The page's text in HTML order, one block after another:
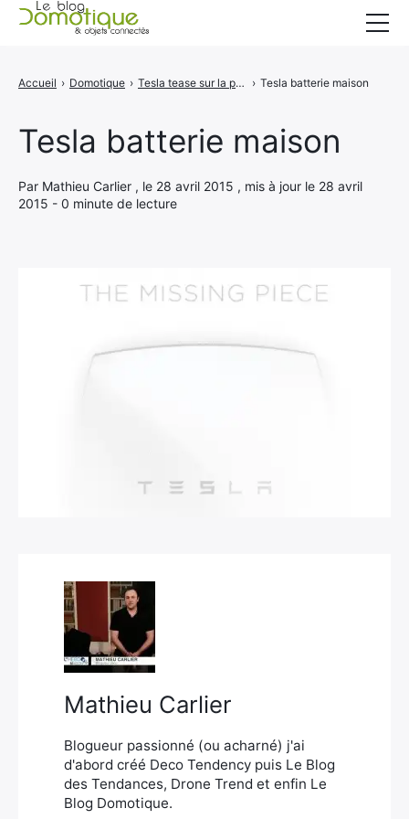
Tesla batterie maison
Par Mathieu Carlier , le 28 avril 2015 , mis à jour le 28 avril
2015 - 0 minute de lecture
Accueil › Domotique › Tesla tease sur la présentation de "La pièce manquante" ... › Tesla batterie maison
Mathieu Carlier
Blogueur passionné (ou acharné) j'ai
d'abord créé Deco Tendency puis Le Blog
des Tendances, Drone Trend et enfin Le
Blog Domotique.
A propos
CONTACT
Rechercher